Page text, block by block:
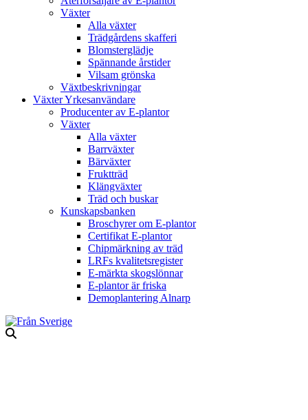
Växter
Alla växter
Trädgårdens skafferi
Blomsterglädje
Spännande årstider
Vilsam grönska
Växtbeskrivningar
Växter Yrkesanvändare
Producenter av E-plantor
Växter
Alla växter
Barrväxter
Bärväxter
Fruktträd
Klängväxter
Träd och buskar
Kunskapsbanken
Broschyrer om E-plantor
Certifikat E-plantor
Chipmärkning av träd
LRFs kvalitetsregister
E-märkta skogslönnar
E-plantor är friska
Demoplantering Alnarp